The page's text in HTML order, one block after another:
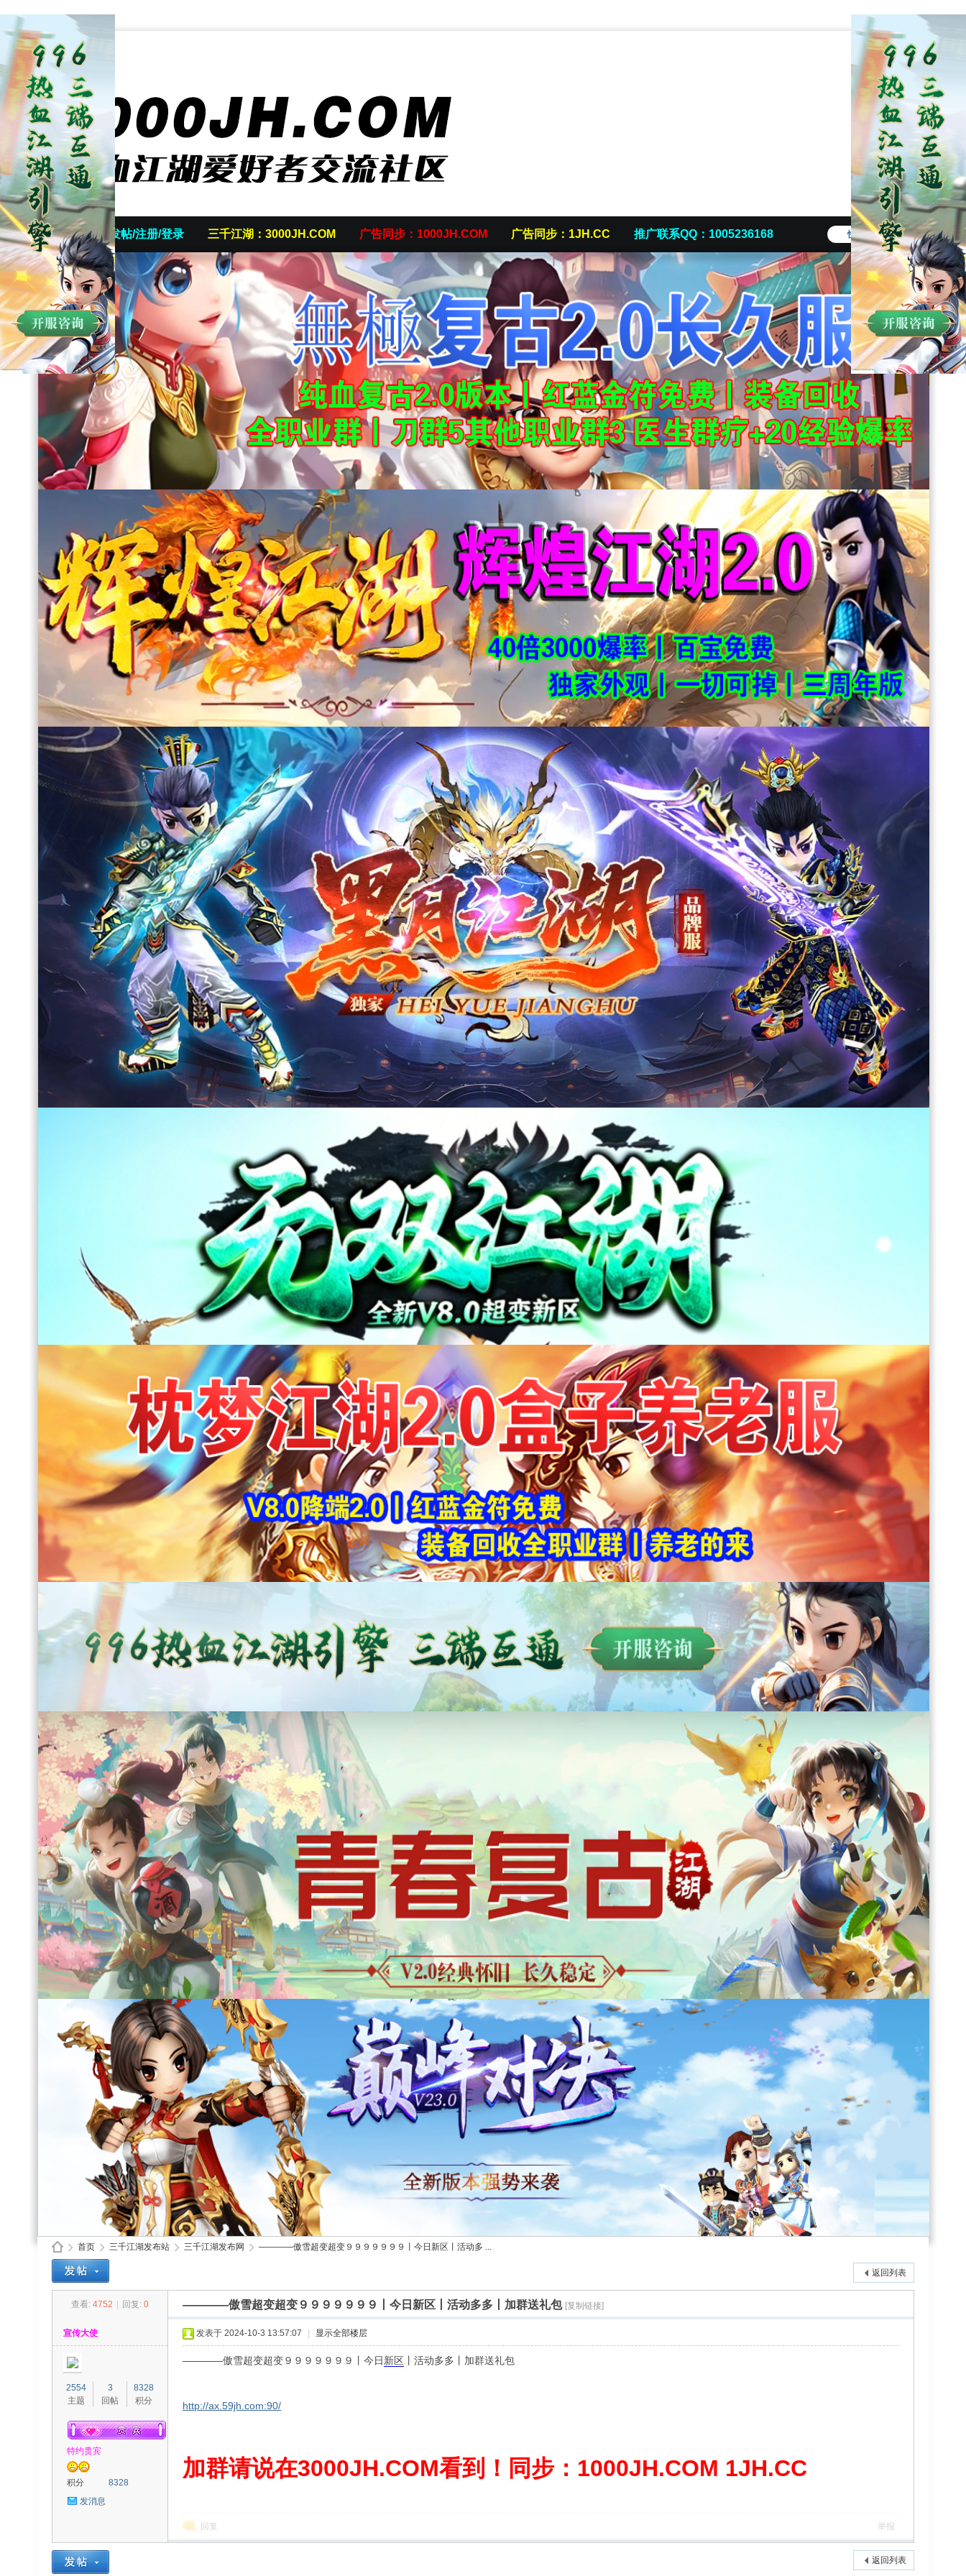
快捷导航
首页 发帖/注册/登录 三千江湖：3000JH.COM 广告同步：1000JH.COM 广告同步：1JH.CC 推广联系QQ：1005236168
首页
›
三千江湖发布站 三千江湖发布网
›
————傲雪超变超变９９９９９９９丨今日新区丨活动多 ...
返回列表
查看: 4752 回复: 0 ————傲雪超变超变９９９９９９９丨今日新区丨活动多多丨加群送礼包 [复制链接]
宣传大使
2554
主题
3
回帖
8328
积分
特约贵宾
积分
8328
发消息
发表于 2024-10-3 13:57:07 显示全部楼层
————傲雪超变超变９９９９９９９丨今日新区 丨活动多多丨加群送礼包
http://ax.59jh.com:90/
加群请说在3000JH.COM看到！同步：1000JH.COM 1JH.CC
回复 举报
返回列表